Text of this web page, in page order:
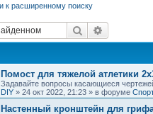
к расширенному поиску
Поиск
Помост для тяжелой атлетики
Задавайте вопросы касающиеся
DIY » 24 окт 2022, 21:23 » в форуме
Настенный кронштейн для